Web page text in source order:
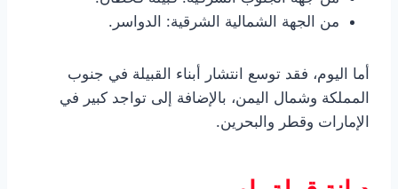
من الجهة الشمالية الشرقية: الدواسر.
أما اليوم، فقد توسع انتشار أبناء القبيلة في جنوب
المملكة وشمال اليمن، بالإضافة إلى تواجد كبير في
الإمارات وقطر والبحرين.